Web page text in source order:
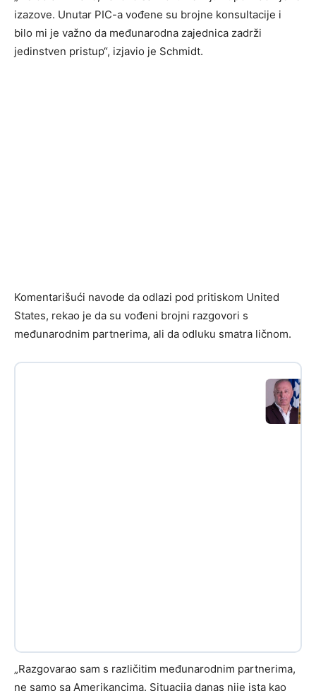
izazove. Unutar PIC-a vođene su brojne konsultacije i
bilo mi je važno da međunarodna zajednica zadrži
jedinstven pristup“, izjavio je Schmidt.
Komentarišući navode da odlazi pod pritiskom United
States, rekao je da su vođeni brojni razgovori s
međunarodnim partnerima, ali da odluku smatra ličnom.
„Razgovarao sam s različitim međunarodnim partnerima,
ne samo sa Amerikancima. Situacija danas nije ista kao